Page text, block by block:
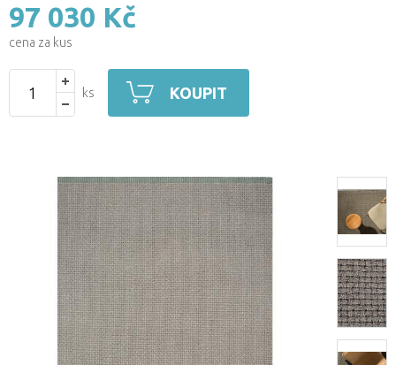
97 030 Kč
cena za kus
ks KOUPIT